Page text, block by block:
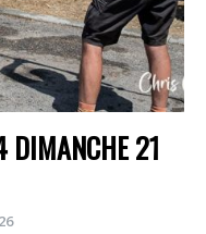
DIMANCHE 21